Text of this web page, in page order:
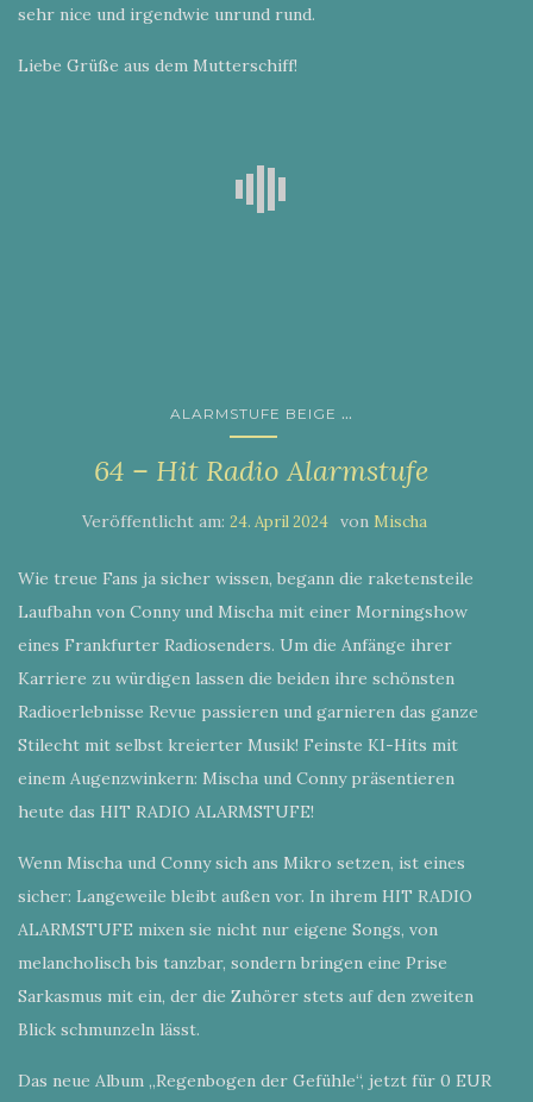
sehr nice und irgendwie unrund rund.
Liebe Grüße aus dem Mutterschiff!
ALARMSTUFE BEIGE ...
64 – Hit Radio Alarmstufe
Veröffentlicht am: 24. April 2024 von Mischa
Wie treue Fans ja sicher wissen, begann die raketensteile
Laufbahn von Conny und Mischa mit einer Morningshow
eines Frankfurter Radiosenders. Um die Anfänge ihrer
Karriere zu würdigen lassen die beiden ihre schönsten
Radioerlebnisse Revue passieren und garnieren das ganze
Stilecht mit selbst kreierter Musik! Feinste KI-Hits mit
einem Augenzwinkern: Mischa und Conny präsentieren
heute das HIT RADIO ALARMSTUFE!
Wenn Mischa und Conny sich ans Mikro setzen, ist eines
sicher: Langeweile bleibt außen vor. In ihrem HIT RADIO
ALARMSTUFE mixen sie nicht nur eigene Songs, von
melancholisch bis tanzbar, sondern bringen eine Prise
Sarkasmus mit ein, der die Zuhörer stets auf den zweiten
Blick schmunzeln lässt.
Das neue Album „Regenbogen der Gefühle“, jetzt für 0 EUR